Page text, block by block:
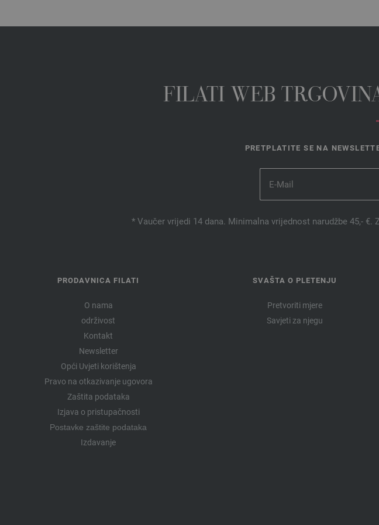
FILATI WEB
PRETPLATITE SE NA
* Vaučer vrijedi 14 dana. Minimalna vrijednost narudžbe 45,-
PRODAVNICA FILATI
O nama
održivost
Kontakt
Newsletter
Opći Uvjeti korištenja
Pravo na otkazivanje ugovora
Zaštita podataka
Izjava o pristupačnosti
Postavke zaštite podataka
Izdavanje
SVAŠTA O PLETENJU
Pretvoriti mjere
Savjeti za njegu